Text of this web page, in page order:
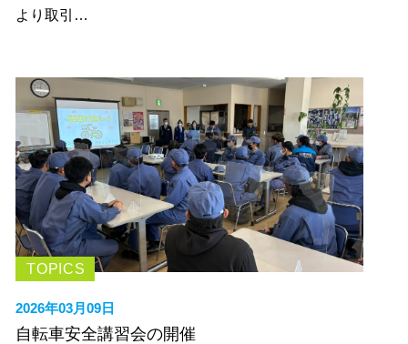
より取引…
TOPICS
2026年03月09日
自転車安全講習会の開催